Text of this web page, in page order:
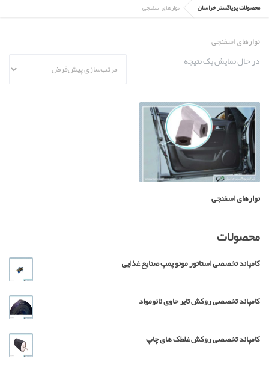
محصولات پویاگستر خراسان
نوارهای اسفنجی
نوارهای اسفنجی
در حال نمایش یک نتیجه
نوارهای اسفنجی
محصولات
کامپاند تخصصی استاتور مونو پمپ صنایع غذایی
کامپاند تخصصی روکش تایر حاوی نانومواد
کامپاند تخصصی روکش غلطک های چاپ